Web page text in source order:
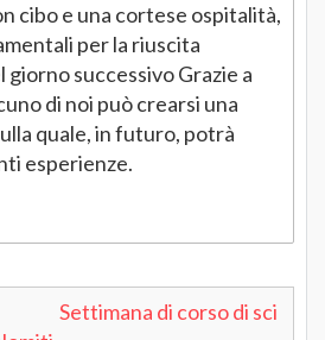
cibo e una cortese ospitalità,
per la riuscita
successivo Grazie a
di noi può crearsi una
quale, in futuro, potrà
esperienze.
Settimana di corso di sci